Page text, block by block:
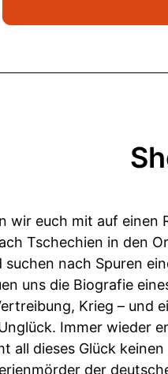
wir euch mit auf
Tschechien in den
nach Spuren
uns die Biografie
Krieg – und
Immer wieder
all dieses Glück
der